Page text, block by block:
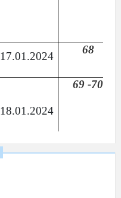
17.01.2024
68
18.01.2024
69 -70